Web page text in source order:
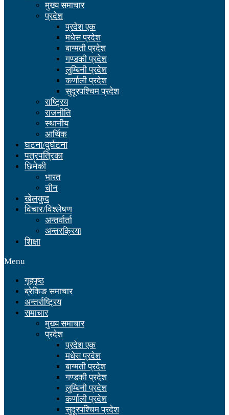
मुख्य समाचार
प्रदेश
प्रदेश एक
मधेस प्रदेश
बाग्मती प्रदेश
गण्डकी प्रदेश
लुम्बिनी प्रदेश
कर्णाली प्रदेश
सुदूरपश्चिम प्रदेश
राष्ट्रिय
राजनीति
स्थानीय
आर्थिक
घटना/दुर्घटना
पत्रपत्रिका
छिमेकी
भारत
चीन
खेलकुद
विचार/विश्लेषण
अन्तर्वार्ता
अन्तरक्रिया
शिक्षा
Menu
गृहपृष्ठ
ब्रेकिङ समाचार
अन्तर्राष्ट्रिय
समाचार
मुख्य समाचार
प्रदेश
प्रदेश एक
मधेस प्रदेश
बाग्मती प्रदेश
गण्डकी प्रदेश
लुम्बिनी प्रदेश
कर्णाली प्रदेश
सुदूरपश्चिम प्रदेश